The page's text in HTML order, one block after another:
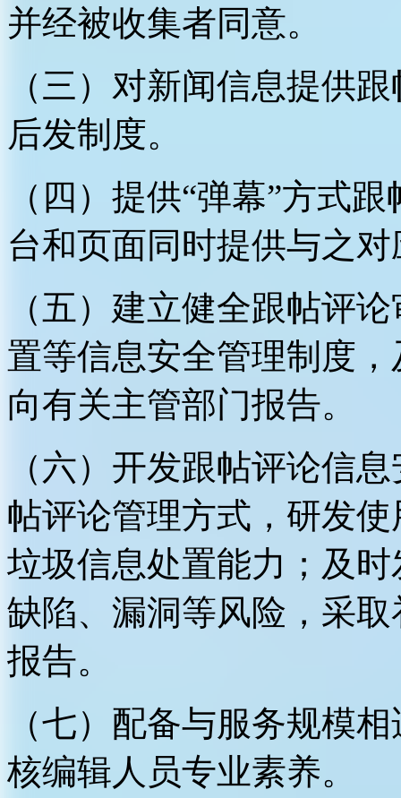
并经被收集者同意。
（三）对新闻信息提供
后发制度。
（四）提供“弹幕”方式
台和页面同时提供与之
（五）建立健全跟帖评
置等信息安全管理制度
向有关主管部门报告。
（六）开发跟帖评论信
帖评论管理方式，研发
垃圾信息处置能力；及
缺陷、漏洞等风险，采
报告。
（七）配备与服务规模
核编辑人员专业素养。